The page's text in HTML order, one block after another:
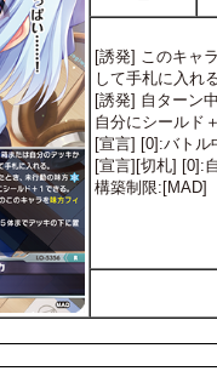
[誘発] このキャ
して手札に入れ
[誘発] 自ターン
自分にシールド
[宣言] [0]:バトル
[宣言][切札] [0]:
構築制限:[MAD]